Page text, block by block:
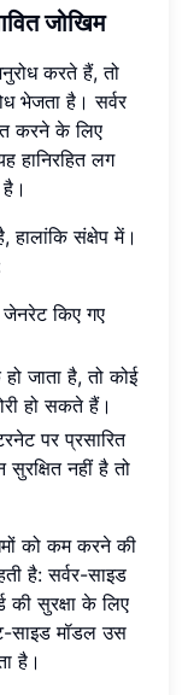
जोखिम
करते हैं, तो
भेजता है। सर्वर
करने के लिए
हानिरहित लग
हालांकि संक्षेप में।
किए गए
जाता है, तो कोई
हो सकते हैं।
पर प्रसारित
नहीं है तो
को कम करने की
है: सर्वर-साइड
सुरक्षा के लिए
साइड मॉडल उस
है।